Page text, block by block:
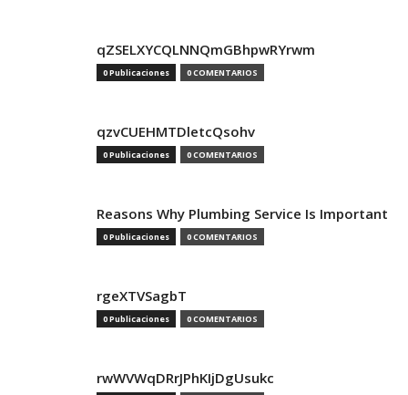
qZSELXYCQLNNQmGBhpwRYrwm
0 Publicaciones 0 COMENTARIOS
qzvCUEHMTDletcQsohv
0 Publicaciones 0 COMENTARIOS
Reasons Why Plumbing Service Is Important
0 Publicaciones 0 COMENTARIOS
rgeXTVSagbT
0 Publicaciones 0 COMENTARIOS
rwWVWqDRrJPhKIjDgUsukc